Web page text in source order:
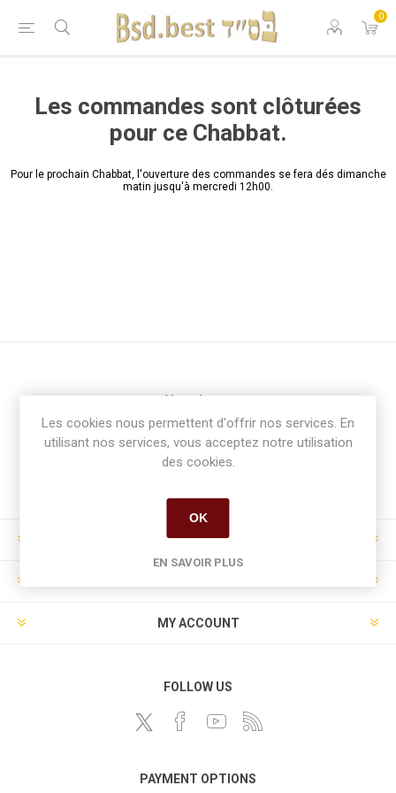
0
Les commandes sont clôturées
pour ce Chabbat.
Pour le prochain Chabbat, l'ouverture des commandes se fera dés dimanche
matin jusqu'à mercredi 12h00.
Newsletter
S'abonner Se désinscrire
INFORMATION
MY ACCOUNT
FOLLOW US
PAYMENT OPTIONS
Les cookies nous permettent d'offrir nos services. En
utilisant nos services, vous acceptez notre utilisation
des cookies.
OK
EN SAVOIR PLUS